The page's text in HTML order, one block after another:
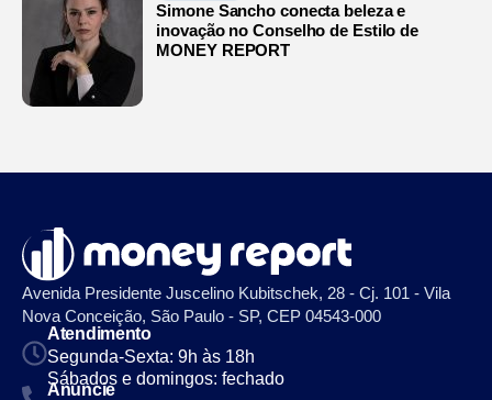
Simone Sancho conecta beleza e
inovação no Conselho de Estilo de
MONEY REPORT
Avenida Presidente Juscelino Kubitschek, 28 - Cj. 101 - Vila
Nova Conceição, São Paulo - SP, CEP 04543-000
Atendimento
Segunda-Sexta: 9h às 18h
Sábados e domingos: fechado
Anuncie